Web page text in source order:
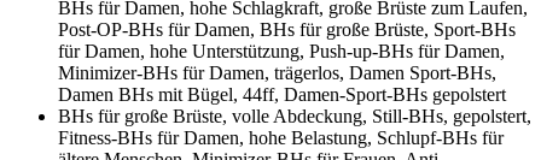
BHs für Damen, hohe Schlagkraft, große Brüste zum Laufen,
Post-OP-BHs für Damen, BHs für große Brüste, Sport-BHs
für Damen, hohe Unterstützung, Push-up-BHs für Damen,
Minimizer-BHs für Damen, trägerlos, Damen Sport-BHs,
Damen BHs mit Bügel, 44ff, Damen-Sport-BHs gepolstert
BHs für große Brüste, volle Abdeckung, Still-BHs, gepolstert,
Fitness-BHs für Damen, hohe Belastung, Schlupf-BHs für